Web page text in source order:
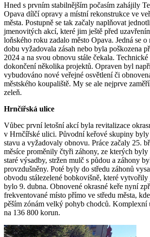
Hned s prvním stabilnějším počasím zahájily
Opava dílčí opravy a místní rekonstrukce ve
města. Postupně se tak začaly naplňovat
jmenovitých akcí, které jim ještě před
loňského roku zadalo město Opava. Jedná se o
dobu vyžadovala zásah nebo byla poškozena
2024 a na svou obnovu stále čekala.
dokončení několika projektů. Opraven byl
vybudováno nové veřejné osvětlení či
městského koupaliště. My se ale nejprve
zeleň.
Hrnčířská ulice
Vůbec první letošní akcí byla revitalizace
v Hrnčířské ulici. Původní keřové skupiny
stavu a vyžadovaly obnovu. Práce začaly 25.
měsíce proměnily čtyři záhony, ze kterých
staré výsadby, stržen mulč s půdou a záhony
provzdušněny. Poté byly do středu záhonů
obvodu stálezelené bobkovišně, které
bylo 9. dubna. Obnovené okrasné keře nyní
frekventované místo přímo ve středu města,
pěším zónám velký pohyb chodců. Komplexní
na 136 800 korun.